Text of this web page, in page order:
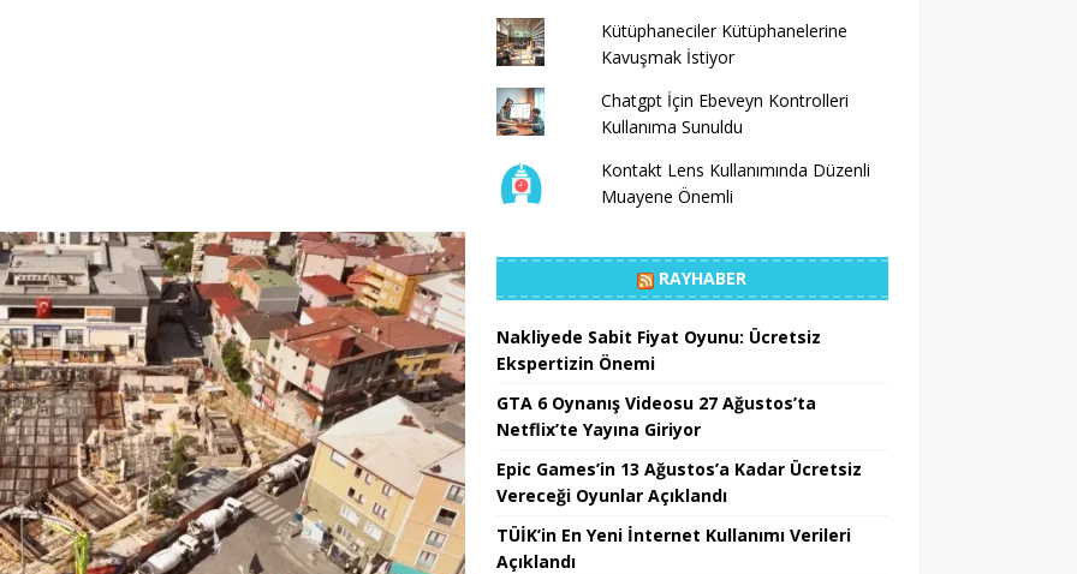
Kütüphaneciler Kütüphanelerine
Kavuşmak İstiyor
Chatgpt İçin Ebeveyn Kontrolleri
Kullanıma Sunuldu
Kontakt Lens Kullanımında Düzenli
Muayene Önemli
RAYHABER
Nakliyede Sabit Fiyat Oyunu: Ücretsiz
Ekspertizin Önemi
GTA 6 Oynanış Videosu 27 Ağustos’ta
Netflix’te Yayına Giriyor
Epic Games’in 13 Ağustos’a Kadar Ücretsiz
Vereceği Oyunlar Açıklandı
TÜİK’in En Yeni İnternet Kullanımı Verileri
Açıklandı